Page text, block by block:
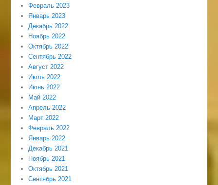
Февраль 2023
Январь 2023
Декабрь 2022
Ноябрь 2022
Октябрь 2022
Сентябрь 2022
Август 2022
Июль 2022
Июнь 2022
Май 2022
Апрель 2022
Март 2022
Февраль 2022
Январь 2022
Декабрь 2021
Ноябрь 2021
Октябрь 2021
Сентябрь 2021